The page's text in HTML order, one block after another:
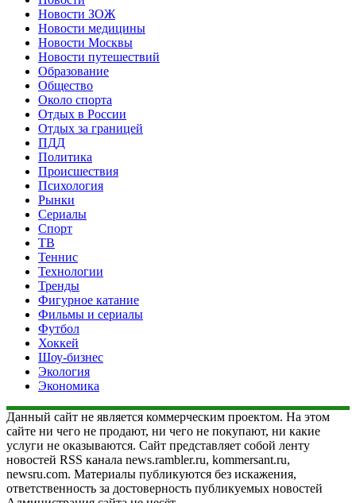
Новости ЗОЖ
Новости медицины
Новости Москвы
Новости путешествий
Образование
Общество
Около спорта
Отдых в России
Отдых за границей
ПДД
Политика
Происшествия
Психология
Рынки
Сериалы
Спорт
ТВ
Теннис
Технологии
Тренды
Фигурное катание
Фильмы и сериалы
Футбол
Хоккей
Шоу-бизнес
Экология
Экономика
Данный сайт не является коммерческим проектом. На этом
сайте ни чего не продают, ни чего не покупают, ни какие
услуги не оказываются. Сайт представляет собой ленту
новостей RSS канала news.rambler.ru, kommersant.ru,
newsru.com. Материалы публикуются без искажения,
ответственность за достоверность публикуемых новостей